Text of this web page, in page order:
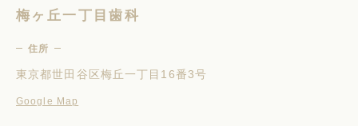
梅ヶ丘一丁目歯科
住所
東京都世田谷区梅丘一丁目16番3号
Google Map